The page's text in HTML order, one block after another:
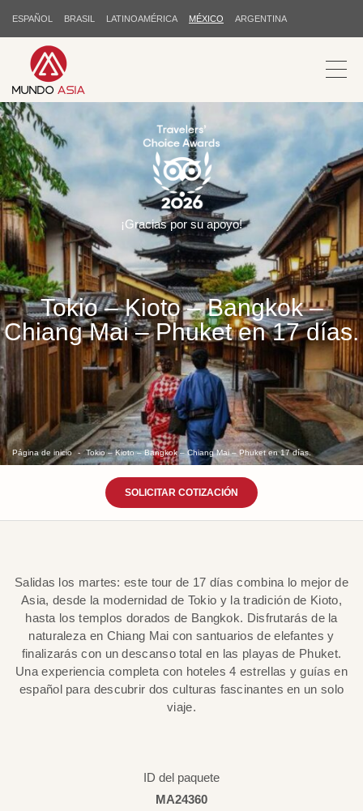
ESPAÑOL BRASIL LATINOAMÉRICA MÉXICO ARGENTINA
Tokio – Kioto – Bangkok –
Chiang Mai – Phuket en 17 días.
Página de inicio Tokio – Kioto – Bangkok – Chiang Mai – Phuket en 17 días.
¡Gracias por su apoyo!
SOLICITAR COTIZACIÓN
Salidas los martes: este tour de 17 días combina lo mejor de
Asia, desde la modernidad de Tokio y la tradición de Kioto,
hasta los templos dorados de Bangkok. Disfrutarás de la
naturaleza en Chiang Mai con santuarios de elefantes y
finalizarás con un descanso total en las playas de Phuket.
Una experiencia completa con hoteles 4 estrellas y guías en
español para descubrir dos culturas fascinantes en un solo
viaje.
ID del paquete
MA24360